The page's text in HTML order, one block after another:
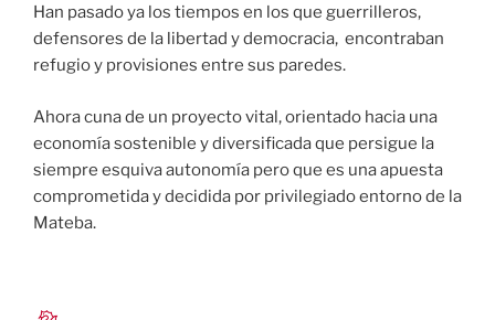
Han pasado ya los tiempos en los que guerrilleros,
defensores de la libertad y democracia, encontraban
refugio y provisiones entre sus paredes.
Ahora cuna de un proyecto vital, orientado hacia una
economía sostenible y diversificada que persigue la
siempre esquiva autonomía pero que es una apuesta
comprometida y decidida por privilegiado entorno de la
Mateba.